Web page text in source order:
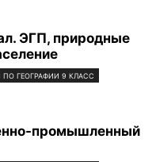
ЭГП, природные
ГЕОГРАФИИ 9 КЛАСС
промышленный